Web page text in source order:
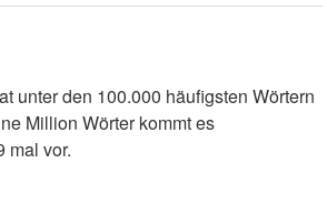
unter den 100.000 häufigsten Wörtern
Million Wörter kommt es
mal vor.